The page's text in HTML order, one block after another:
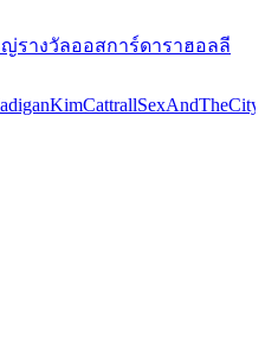
ญ่รางวัลออสการ์ดาราฮอลลี
KimCattrallSexAndTheCity